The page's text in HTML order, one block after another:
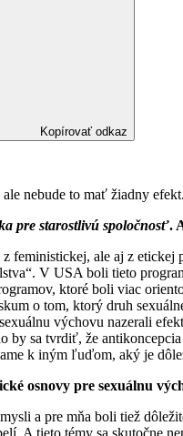
Kopírovať odkaz
nebude to mať žiadny
pre starostlivú spoločnosť.
feministickej, ale aj z
V USA boli tieto
ktoré boli viac
o tom, ktorý druh
výchovu nazerali
by sa tvrdiť, že
k iným ľuďom, aký je
osnovy pre sexuálnu
a pre mňa boli tiež
A tieto témy sa skutočne